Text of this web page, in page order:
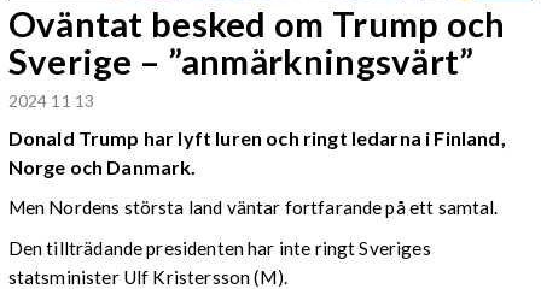
Oväntat besked om Trump och
Sverige – ”anmärkningsvärt”
2024 11 13
Donald Trump har lyft luren och ringt ledarna i Finland,
Norge och Danmark.
Men Nordens största land väntar fortfarande på ett samtal.
Den tillträdande presidenten har inte ringt Sveriges
statsminister Ulf Kristersson (M).